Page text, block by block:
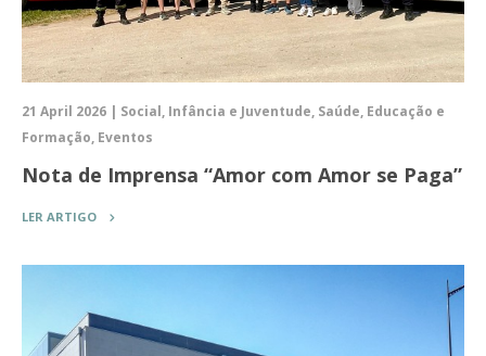
21 April 2026 | Social, Infância e Juventude, Saúde, Educação e
Formação, Eventos
Nota de Imprensa “Amor com Amor se Paga”
LER ARTIGO